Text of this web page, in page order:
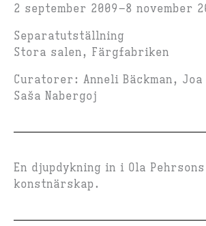
2 september 2009
8 november
Separatutställning
Stora salen, Färgfabriken
Curatorer: Anneli Bäckman,
Saša Nabergoj
En djupdykning in i Ola Pehrsons
konstnärskap.